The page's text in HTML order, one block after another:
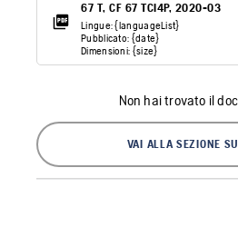
67 T, CF 67 TCI4P, 2020-03
Lingue: {languageList}
Pubblicato: {date}
Dimensioni: {size}
Non hai trovato il
VAI ALLA SEZIONE